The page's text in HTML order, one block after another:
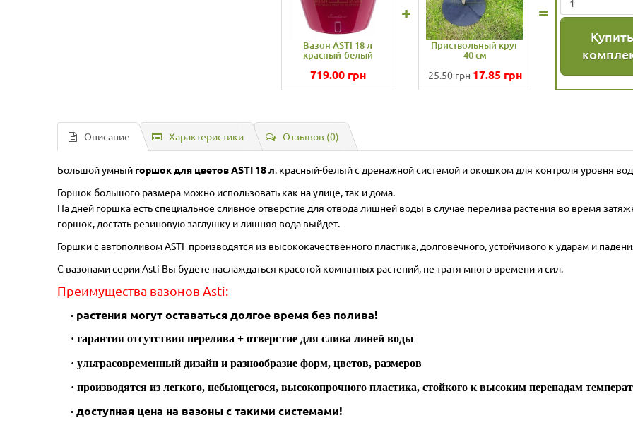
Вазон ASTI 18 л
красный-белый
719.00 грн
+
Приствольный круг
40 см
25.50 грн 17.85 грн
=
Купить
Описание Характеристики Отзывов (0)
Большой умныйгоршок для цветов ASTI 18 л. красный-белый с дренажной системой и окошком для контроля уровня
Горшок большого размера можно использовать как на улице, так и дома.
На дней горшка есть специальное сливное отверстие для отвода лишней воды в случае перелива растения во время
горшок, достать резиновую заглушку и лишняя вода выйдет.
Горшки с автополивомASTI производятся из высококачественного пластика, долговечного, устойчивого к ударам и
С вазонами серии Asti Вы будете наслаждаться красотой комнатных растений, не тратя много времени и сил.
Преимущества вазонов Asti:
· растения могут оставаться долгое время без полива!
· гарантия отсутствия перелива + отверстие для слива линей воды
· ультрасовременный дизайн и разнообразие форм, цветов, размеров
· производятся из легкого, небьющегося, высокопрочного пластика, стойкого к высоким перепадам
· доступная цена на вазоны с такими системами!